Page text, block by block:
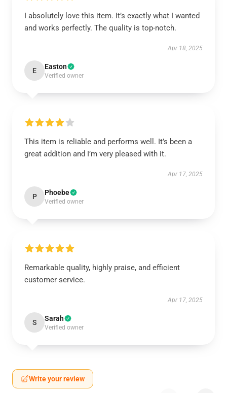
I absolutely love this item. It’s exactly what I wanted
and works perfectly. The quality is top-notch.
Apr 18, 2025
E Easton
Verified owner
This item is reliable and performs well. It’s been a
great addition and I’m very pleased with it.
Apr 17, 2025
P Phoebe
Verified owner
Remarkable quality, highly praise, and efficient
customer service.
Apr 17, 2025
S Sarah
Verified owner
Write your review